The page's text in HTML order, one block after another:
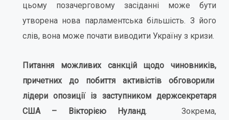
цьому позачерговому засіданні може бути
утворена нова парламентська більшість. З його
слів, вона може почати виводити Україну з кризи.
Питання можливих санкцій щодо чиновників,
причетних до побиття активістів обговорили
лідери опозиції із заступником держсекретаря
США – Вікторією Нуланд. Зокрема,